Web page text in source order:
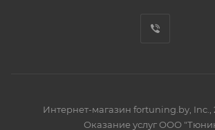
Интернет-магазин fortuning.by, Inc.,
Оказание услуг ООО